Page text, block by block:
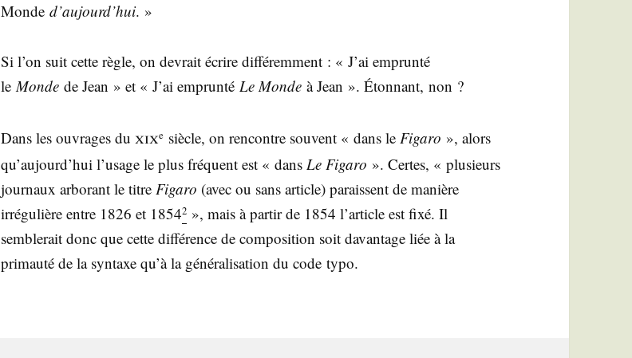
Monded’aujourd’hui. »
Si l’on suit cette règle, on devrait écrire dif­fé­rem­ment : « J’ai emprun­té
leMonde de Jean » et « J’ai emprun­téLe Monde à Jean ». Éton­nant, non ?
Dans les ouvrages duxixe siècle, on ren­contre sou­vent « dans leFiga­ro », alors
qu’aujourd’hui l’usage le plus fré­quent est « dansLe Figa­ro ». Certes, « plu­sieurs
jour­naux arbo­rant le titreFiga­ro (avec ou sans article) paraissent de manière
irré­gu­lière entre 1826 et 18542 », mais à par­tir de 1854 l’ar­ticle est fixé. Il
sem­ble­rait donc que cette dif­fé­rence de com­po­si­tion soit davan­tage liée à la
pri­mau­té de la syn­taxe qu’à la géné­ra­li­sa­tion du code typo.